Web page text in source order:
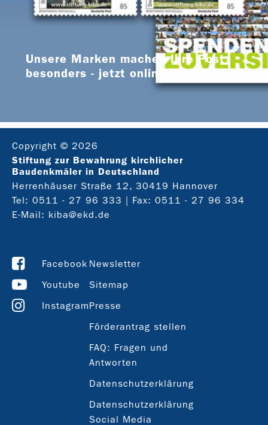
Unsere Marken machen Ihre Post
besonders - jetzt online bestellen
Copyright © 2026
Stiftung zur Bewahrung kirchlicher
Baudenkmäler in Deutschland
Herrenhäuser Straße 12, 30419 Hannover
Tel: 0511 - 27 96 333 | Fax: 0511 - 27 96 334
E-Mail: kiba@ekd.de
Facebook
Youtube
Instagram
Newsletter
Sitemap
Presse
Förderantrag stellen
FAQ: Fragen und
Antworten
Datenschutzerklärung
Datenschutzerklärung
Social Media